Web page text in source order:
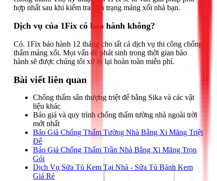
hợp nhất sau khi kiểm tra tình trạng máng xối nhà bạn.
Dịch vụ của 1Fix có bảo hành không?
Có. 1Fix bảo hành 12 tháng cho tất cả dịch vụ thi công chống
thấm máng xối. Mọi vấn đề phát sinh trong thời gian bảo
hành sẽ được chúng tôi xử lý lại hoàn toàn miễn phí.
Bài viết liên quan
Chống thấm sân thượng triệt để bằng Sika và các vật
liệu khác
Báo giá và quy trình chống thấm tường nhà ngoài trời
mới nhất
Báo Giá Chống Thấm Tường Nhà Bằng Xi Măng Triệt
Để
Báo Giá Chống Thấm Trần Nhà Bằng Xi Măng Trọn
Gói
Dịch Vụ Sửa Tủ Kem Tại Nhà - Sửa Tủ Bánh Kem
Giá Rẻ